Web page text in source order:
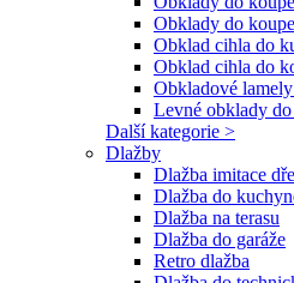
Obklady do
Obklad cihla do
Obklad cihla do
Obkladové lamely
Levné obklady
Další kategorie >
Dlažby
Dlažba imitace
Dlažba do
Dlažba na terasu
Dlažba do garáže
Retro dlažba